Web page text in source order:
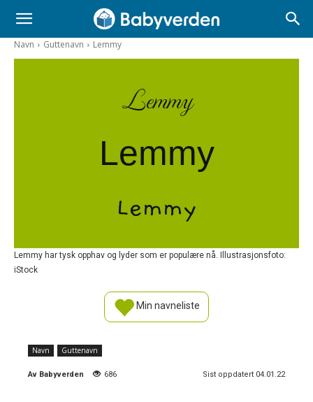
Navn Guttenavn Lemmy
Lemmy
Lemmy
Lemmy
Lemmy har tysk opphav og lyder som er populære nå. Illustrasjonsfoto:
iStock
Min navneliste
Navn Guttenavn
Av Babyverden 686 Sist oppdatert 04.01.22